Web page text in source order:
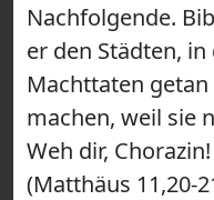
Nachfolgende.
er den Städten,
Machttaten
machen, weil sie
Weh dir,
(Matthäus 11,20-